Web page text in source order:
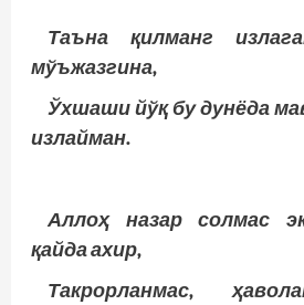
Таъна қилманг
мўъжазгина,
Ўхшаши йўқ бу дунёда
излайман.
Аллоҳ назар солмас
қайда ахир,
Такрорланмас,